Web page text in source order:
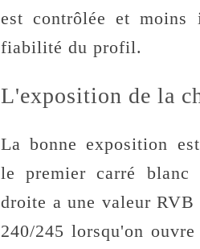
est contrôlée et
fiabilité du profil.
L'exposition de la
La bonne exposition
le premier carré blanc
droite a une valeur RVB
240/245 lorsqu'on